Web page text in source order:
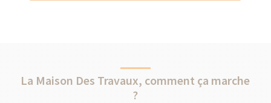
La Maison Des Travaux, comment ça marche
?